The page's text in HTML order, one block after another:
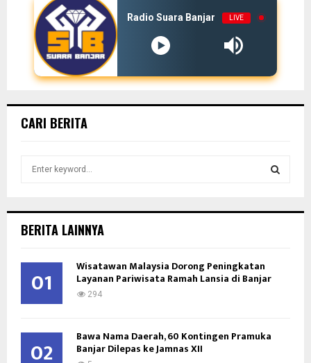
Radio Suara Banjar LIVE
CARI BERITA
h
o
R
BERITA LAINNYA
01 Wisatawan Malaysia Dorong Peningkatan
Layanan Pariwisata Ramah Lansia di Banjar
294
02 Bawa Nama Daerah, 60 Kontingen Pramuka
Banjar Dilepas ke Jamnas XII